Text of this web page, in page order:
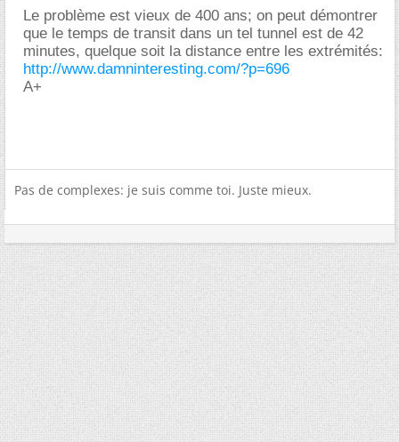
Le problème est vieux de 400 ans; on peut démontrer
que le temps de transit dans un tel tunnel est de 42
minutes, quelque soit la distance entre les extrémités:
http://www.damninteresting.com/?p=696
A+
Pas de complexes: je suis comme toi. Juste mieux.